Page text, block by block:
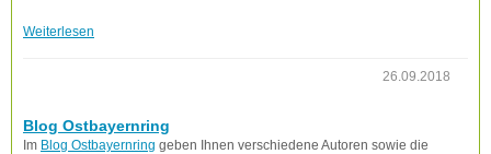
Weiterlesen
26.09.2018
Blog Ostbayernring
Im Blog Ostbayernring geben Ihnen verschiedene Autoren sowie die